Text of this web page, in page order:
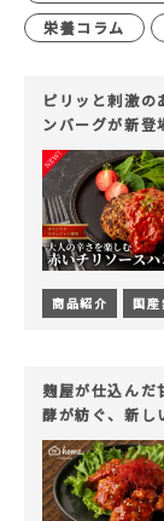
栄養コラム
ピリッと刺激
ンバーグが新登
商品紹介 国産
麹屋が仕込んだ
酵が紡ぐ、新し